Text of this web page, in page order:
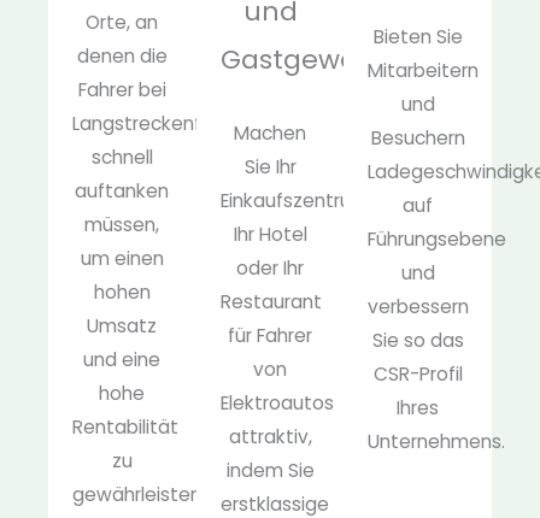
Orte, an
denen die
Fahrer bei
Langstreckenfahrten
schnell
auftanken
müssen,
um einen
hohen
Umsatz
und eine
hohe
Rentabilität
zu
gewährleisten.
und
Gastgewerbe
Machen
Sie Ihr
Einkaufszentrum,
Ihr Hotel
oder Ihr
Restaurant
für Fahrer
von
Elektroautos
attraktiv,
indem Sie
erstklassige
Bieten Sie
Mitarbeitern
und
Besuchern
auf
Führungsebene
und
verbessern
Sie so das
CSR-Profil
Ihres
Unternehmens.